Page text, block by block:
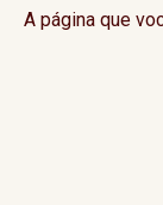
A página que